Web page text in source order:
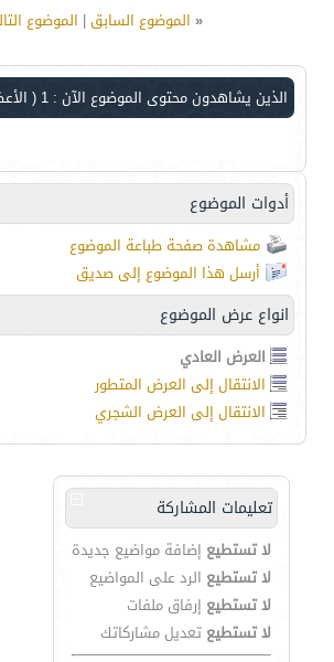
« الموضوع السابق| الموضوع
الذين يشاهدون محتوى الموضوع الآن : 1 ( الأعضاء 0
أدوات الموضوع
مشاهدة صفحة طباعة الموضوع
أرسل هذا الموضوع إلى صديق
انواع عرض الموضوع
العرض العادي
الانتقال إلى العرض المتطور
الانتقال إلى العرض الشجري
تعليمات المشاركة
لا تستطيع إضافة مواضيع جديدة
لا تستطيع الرد على المواضيع
لا تستطيع إرفاق ملفات
لا تستطيع تعديل مشاركاتك